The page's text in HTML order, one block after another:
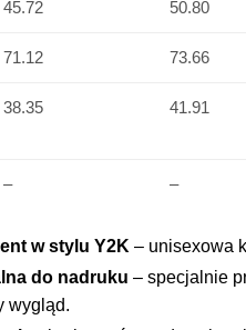
45.72 50.80
71.12 73.66
38.35 41.91
– –
w stylu Y2K – unisexowa
do nadruku – specjalnie
wygląd.